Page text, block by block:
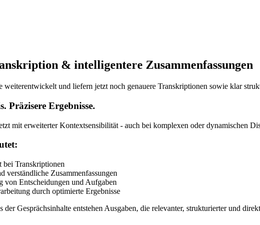
& intelligentere Zusammenfassungen
und liefern jetzt noch genauere Transkriptionen sowie klar
Präzisere Ergebnisse.
mit erweiterter Kontextsensibilität - auch bei komplexen oder dynamischen
bei Transkriptionen
verständliche Zusammenfassungen
von Entscheidungen und Aufgaben
durch optimierte Ergebnisse
der Gesprächsinhalte entstehen Ausgaben, die relevanter, strukturierter und